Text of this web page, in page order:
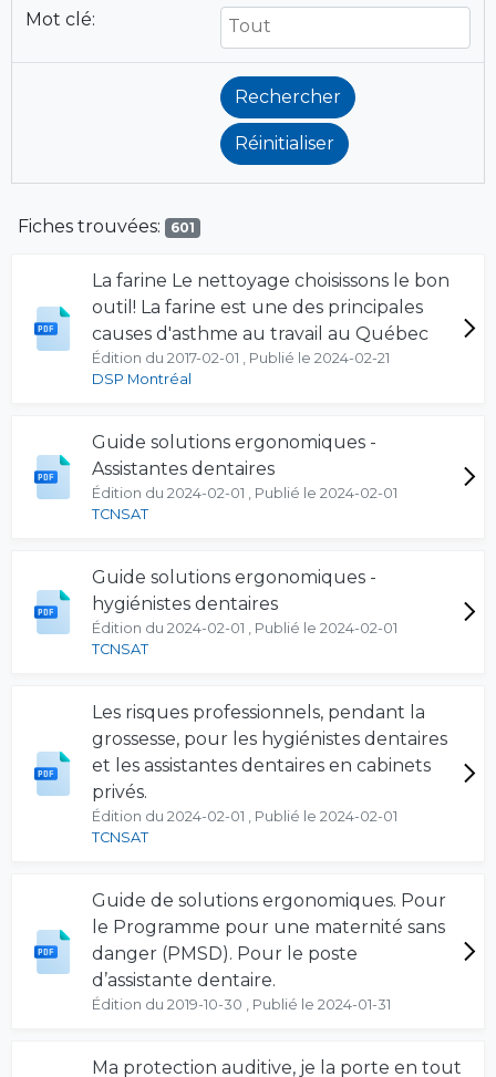
Mot clé:
Fiches trouvées: 601
La farine Le nettoyage choisissons le bon
outil! La farine est une des principales
causes d'asthme au travail au Québec
Édition du 2017-02-01 , Publié le 2024-02-21
DSP Montréal
Guide solutions ergonomiques -
Assistantes dentaires
Édition du 2024-02-01 , Publié le 2024-02-01
TCNSAT
Guide solutions ergonomiques -
hygiénistes dentaires
Édition du 2024-02-01 , Publié le 2024-02-01
TCNSAT
Les risques professionnels, pendant la
grossesse, pour les hygiénistes dentaires
et les assistantes dentaires en cabinets
privés.
Édition du 2024-02-01 , Publié le 2024-02-01
TCNSAT
Guide de solutions ergonomiques. Pour
le Programme pour une maternité sans
danger (PMSD). Pour le poste
d’assistante dentaire.
Édition du 2019-10-30 , Publié le 2024-01-31
Ma protection auditive, je la porte en tout